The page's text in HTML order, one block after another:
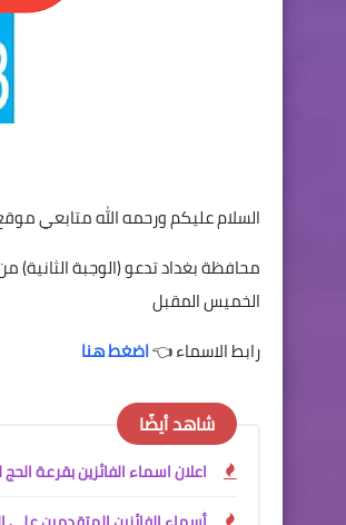
السلام عليكم ورحمه الله متابعي
محافظة بغداد تدعو (الوجبة الثانية)
الخميس المقبل
رابط الاسماء 👈اضغط هنا
شاهد أيضًا
اعلان اسماء الفائزين بقرعة الحج للعام 2025